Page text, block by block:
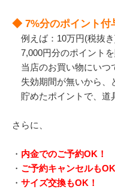
◆ 7%分のポイント付
例えば：10万円(税抜
7,000円分のポイントを
当店のお買い物にいつ
失効期間が無いから、
貯めたポイントで、道
さらに、
・ 内金でのご予約OK！
・ ご予約キャンセルもOK
・ サイズ交換もOK！